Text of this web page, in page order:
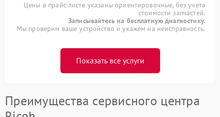
Цены в прайс-листе указаны ориентировочные, без учета
стоимости запчастей.
Записывайтесь на бесплатную диагностику.
Мы проверим ваше устройство и укажем на неисправность.
Показать все услуги
Преимущества сервисного центра